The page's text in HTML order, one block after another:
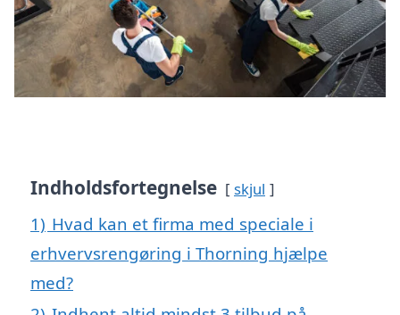
Indholdsfortegnelse skjul
1) Hvad kan et firma med speciale i
erhvervsrengøring i Thorning hjælpe
med?